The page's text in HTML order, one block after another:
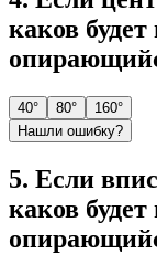
каков
40° 80°
160°
Нашли ошибку?
5. Если
каков